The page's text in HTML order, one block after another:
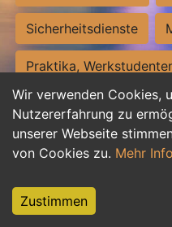
Wir verwenden Cookies,
Nutzererfahrung zu
unserer Webseite
von Cookies zu. Mehr
Zustimmen
Sicherheitsdienste
Praktika,
Personalwesen
Hilfskräfte, Aushilfs-
Weiterbildung,